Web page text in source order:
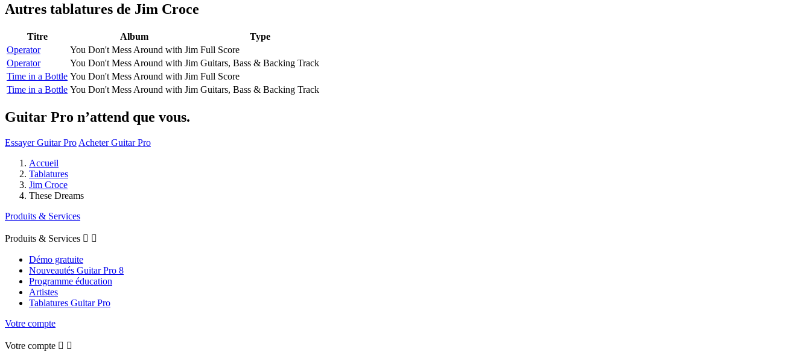
Autres tablatures de Jim Croce
Titre Album
Type
Operator
You Don't Mess Around with Jim Full Score
Operator
You Don't Mess Around with Jim Guitars, Bass & Backing Track
Time in a Bottle You Don't Mess Around with Jim Full Score
Time in a Bottle You Don't Mess Around with Jim Guitars, Bass & Backing Track
Guitar Pro n’attend que vous.
Essayer Guitar Pro Acheter Guitar Pro
Accueil
Tablatures
Jim Croce
These Dreams
Produits & Services
Produits & Services  
Démo gratuite
Nouveautés Guitar Pro 8
Programme éducation
Artistes
Tablatures Guitar Pro
Votre compte
Votre compte  